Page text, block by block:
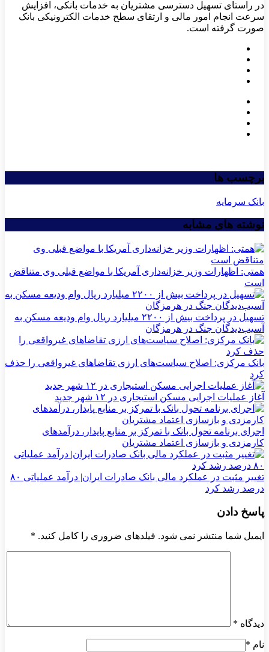
در راستای تسهیل دسترسی مشتریان به خدمات بانکی، افزایش
سرعت انجام امور مالی و ارتقای سطح خدمات الکترونیکی بانک
صورت گرفته است.
برچسب ها
بانک سرمایه
نوشته های مشابه
همتی: اظهارات وزیر خزانه‌داری آمریکا با مواضع قبلی وی متناقض
است
تسهیل در پرداخت بیش از ۲۲۰۰ میلیارد ریال وام ودیعه مسکن به
آسیب‌دیدگان جنگ در هرمزگان
بانک مرکزی: اصلاح سیاست‌های ارزی تقاضاهای غیرواقعی را حذف
کرد
آغاز عملیات اجرایی مسکن استیجاری در ۱۲ شهر جدید
اجرای برنامه تحول بانک با تمرکز بر منابع پایدار، درآمدهای
کارمزدی و بازسازی اعتماد مشتریان
تغییر مثبت در عملکرد مالی بانک صادرات ایران| درآمد عملیاتی ۸۰
درصد رشد کرد
پاسخ دادن
ایمیل شما منتشر نمی شود. فیلدهای ضروری را کامل کنید. *
دیدگاه *
نام *